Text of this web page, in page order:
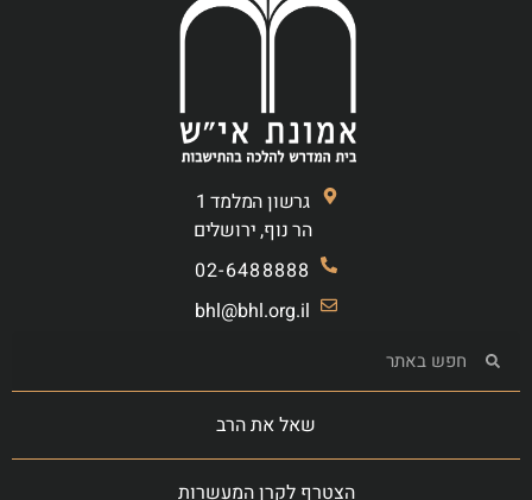
גרשון המלמד 1
הר נוף, ירושלים
02-6488888
bhl@bhl.org.il
שאל את הרב
הצטרף לקרן המעשרות